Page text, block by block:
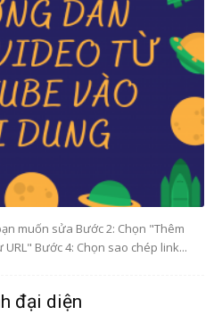
muốn sửa Bước 2: Chọn "Thêm
Bước 4: Chọn sao chép link...
đại diện